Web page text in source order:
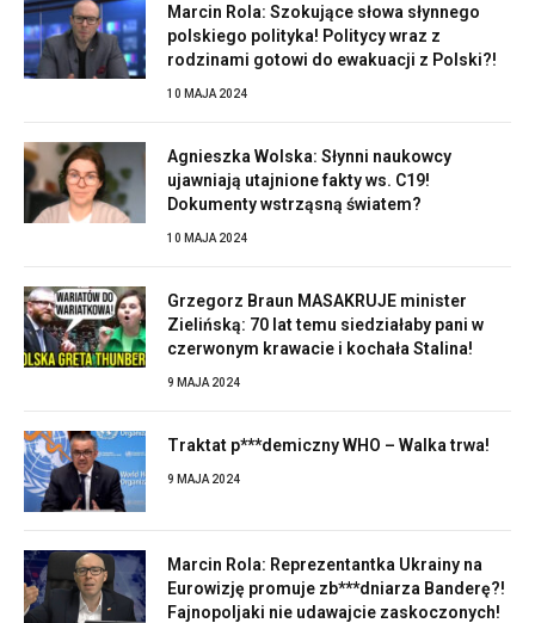
Marcin Rola: Szokujące słowa słynnego
polskiego polityka! Politycy wraz z
rodzinami gotowi do ewakuacji z Polski?!
10 MAJA 2024
Agnieszka Wolska: Słynni naukowcy
ujawniają utajnione fakty ws. C19!
Dokumenty wstrząsną światem?
10 MAJA 2024
Grzegorz Braun MASAKRUJE minister
Zielińską: 70 lat temu siedziałaby pani w
czerwonym krawacie i kochała Stalina!
9 MAJA 2024
Traktat p***demiczny WHO – Walka trwa!
9 MAJA 2024
Marcin Rola: Reprezentantka Ukrainy na
Eurowizję promuje zb***dniarza Banderę?!
Fajnopoljaki nie udawajcie zaskoczonych!